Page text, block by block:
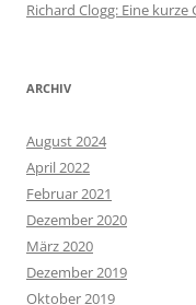
Richard Clogg: Eine
ARCHIV
August 2024
April 2022
Februar 2021
Dezember 2020
März 2020
Dezember 2019
Oktober 2019